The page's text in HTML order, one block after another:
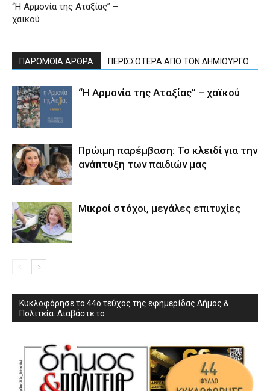
“Η Αρμονία της Αταξίας” –
χαϊκού
ΠΑΡΟΜΟΙΑ ΑΡΘΡΑ ΠΕΡΙΣΣΟΤΕΡΑ ΑΠΟ ΤΟΝ ΔΗΜΙΟΥΡΓΟ
“Η Αρμονία της Αταξίας” – χαϊκού
Πρώιμη παρέμβαση: Το κλειδί για την
ανάπτυξη των παιδιών µας
Μικροί στόχοι, μεγάλες επιτυχίες
Κυκλοφόρησε το 44ο τεύχος της εφημερίδας Δήμος &
Πολιτεία. Διαβάστε το: